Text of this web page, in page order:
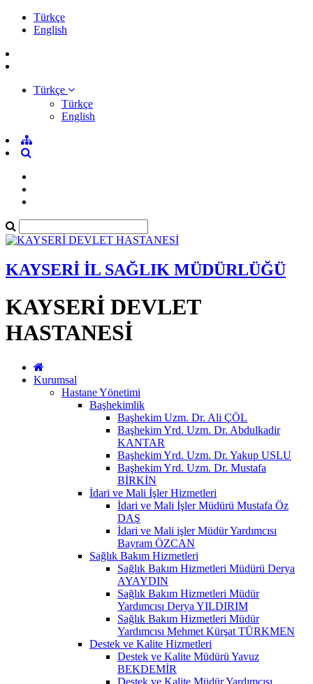
Türkçe
English
Türkçe
Türkçe
English
KAYSERİ İL SAĞLIK MÜDÜRLÜĞÜ
KAYSERİ DEVLET
HASTANESİ
Kurumsal
Hastane Yönetimi
Başhekimlik
Başhekim Uzm. Dr. Ali ÇÖL
Başhekim Yrd. Uzm. Dr. Abdulkadir
KANTAR
Başhekim Yrd. Uzm. Dr. Yakup USLU
Başhekim Yrd. Uzm. Dr. Mustafa
BİRKİN
İdari ve Mali İşler Hizmetleri
İdari ve Mali İşler Müdürü Mustafa Öz
DAŞ
İdari ve Mali işler Müdür Yardımcısı
Bayram ÖZCAN
Sağlık Bakım Hizmetleri
Sağlık Bakım Hizmetleri Müdürü Derya
AYAYDIN
Sağlık Bakım Hizmetleri Müdür
Yardımcısı Derya YILDIRIM
Sağlık Bakım Hizmetleri Müdür
Yardımcısı Mehmet Kürşat TÜRKMEN
Destek ve Kalite Hizmetleri
Destek ve Kalite Müdürü Yavuz
BEKDEMİR
Destek ve Kalite Müdür Yardımcısı